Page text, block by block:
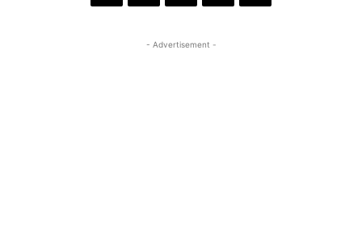
- Advertisement -